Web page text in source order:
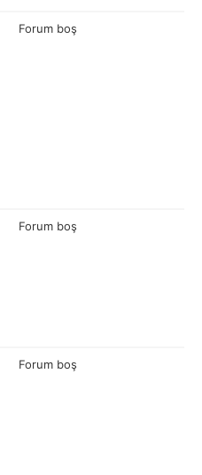
Forum boş
Forum boş
Forum boş